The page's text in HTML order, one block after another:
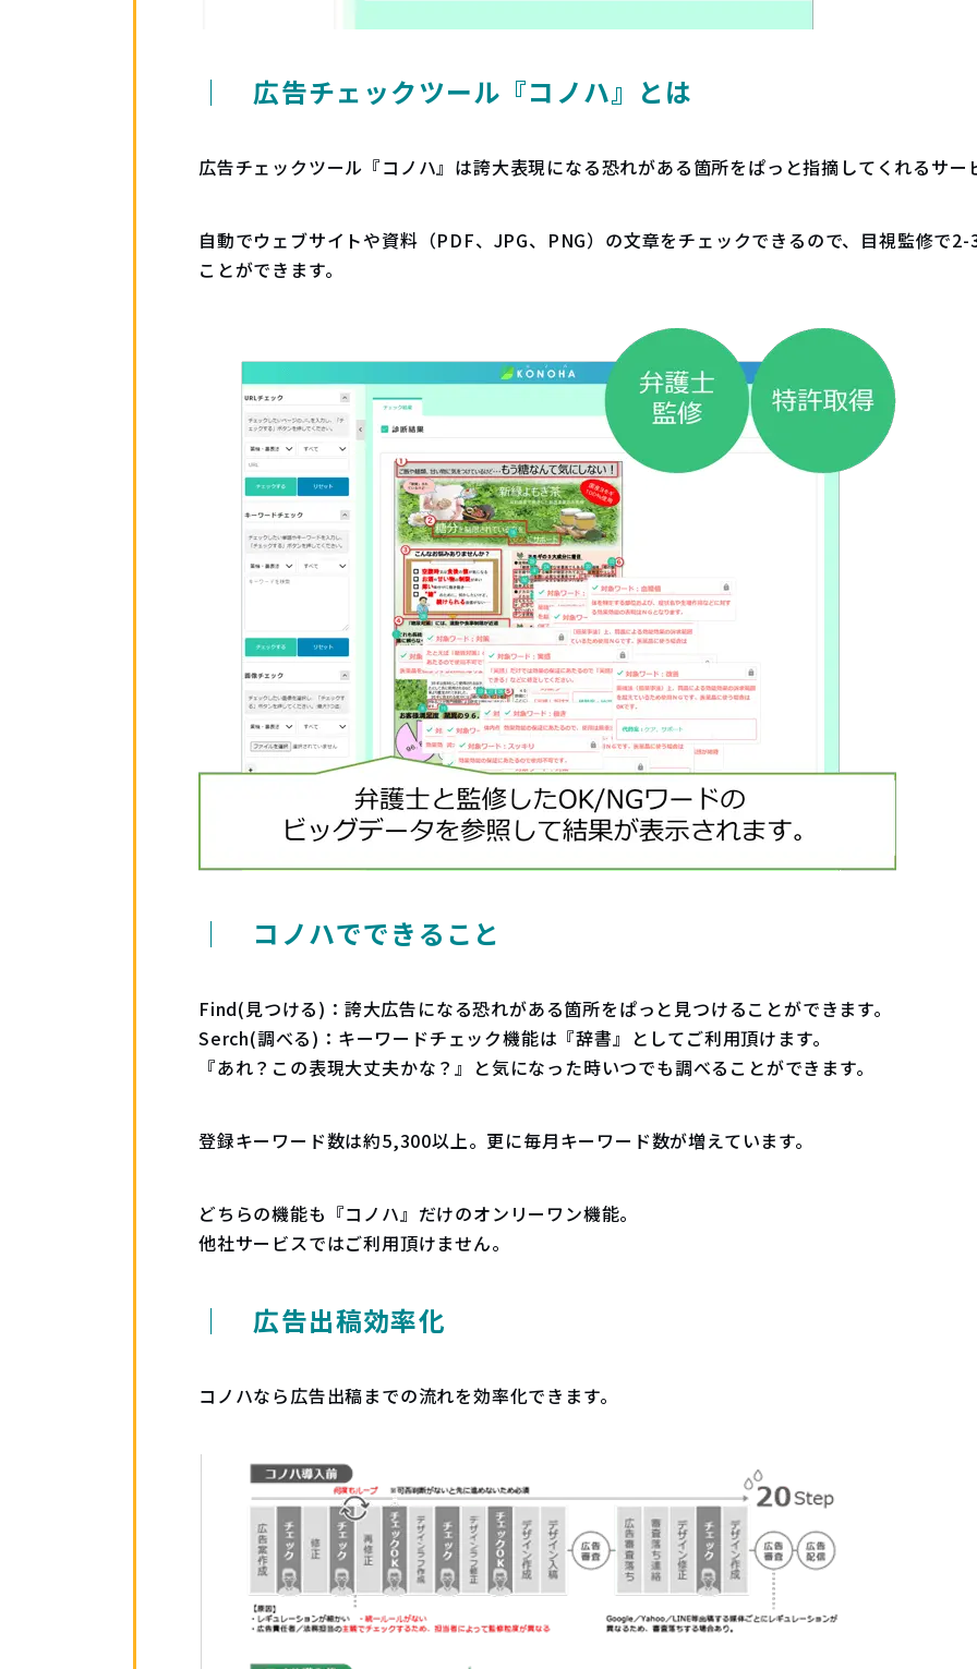
｜ 広告チェックツール『コノハ』とは
広告チェックツール『コノハ』は誇大表現になる恐れがある箇所をぱっと指摘してくれるサー
自動でウェブサイトや資料（PDF、JPG、PNG）の文章をチェックできるので、目視監修で
ことができます。
｜ コノハでできること
Find(見つける)：誇大広告になる恐れがある箇所をぱっと見つけることができます。
Serch(調べる)：キーワードチェック機能は『辞書』としてご利用頂けます。
『あれ？この表現大丈夫かな？』と気になった時いつでも調べることができます。
登録キーワード数は約5,300以上。更に毎月キーワード数が増えています。
どちらの機能も『コノハ』だけのオンリーワン機能。
他社サービスではご利用頂けません。
｜ 広告出稿効率化
コノハなら広告出稿までの流れを効率化できます。